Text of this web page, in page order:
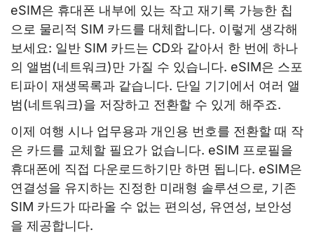
eSIM은 휴대폰 내부에 있는 작고 재기록 가능한 칩
으로 물리적 SIM 카드를 대체합니다. 이렇게 생각해
보세요: 일반 SIM 카드는 CD와 같아서 한 번에 하나
의 앨범(네트워크)만 가질 수 있습니다. eSIM은 스포
티파이 재생목록과 같습니다. 단일 기기에서 여러 앨
범(네트워크)을 저장하고 전환할 수 있게 해주죠.
이제 여행 시나 업무용과 개인용 번호를 전환할 때 작
은 카드를 교체할 필요가 없습니다. eSIM 프로필을
휴대폰에 직접 다운로드하기만 하면 됩니다. eSIM은
연결성을 유지하는 진정한 미래형 솔루션으로, 기존
SIM 카드가 따라올 수 없는 편의성, 유연성, 보안성
을 제공합니다.